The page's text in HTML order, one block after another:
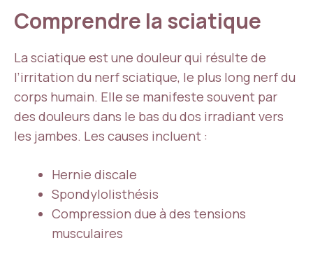
Comprendre la sciatique
La sciatique est une douleur qui résulte de
l’irritation du nerf sciatique, le plus long nerf du
corps humain. Elle se manifeste souvent par
des douleurs dans le bas du dos irradiant vers
les jambes. Les causes incluent :
Hernie discale
Spondylolisthésis
Compression due à des tensions
musculaires